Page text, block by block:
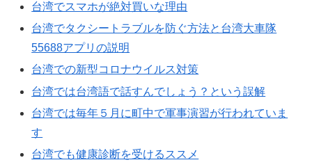
台湾でスマホが絶対買いな理由
台湾でタクシートラブルを防ぐ方法と台湾大車隊
55688アプリの説明
台湾での新型コロナウイルス対策
台湾では台湾語で話すんでしょう？という誤解
台湾では毎年５月に町中で軍事演習が行われていま
す
台湾でも健康診断を受けるススメ